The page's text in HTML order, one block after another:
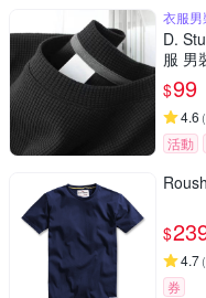
衣服
D.
服 男
$99
4.6 (
活動
$
4.7(
券